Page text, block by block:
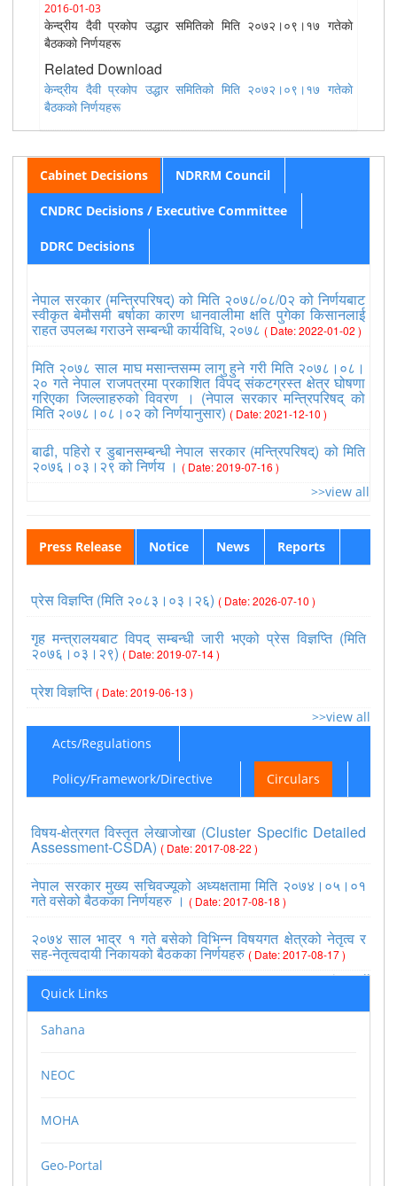
2016-01-03
केन्द्रीय दैवी प्रकोप उद्धार समितिको मिति २०७२।०९।१७ गतेकाे
बैठककाे निर्णयहरू
Related Download
केन्द्रीय दैवी प्रकोप उद्धार समितिको मिति २०७२।०९।१७ गतेकाे
बैठककाे निर्णयहरू
Cabinet Decisions NDRRM Council
CNDRC Decisions / Executive Committee
DDRC Decisions
नेपाल सरकार (मन्त्रिपरिषद्) को मिति २०७८/०८/0२ को निर्णयबाट
स्वीकृत बेमौसमी बर्षाका कारण धानवालीमा क्षति पुगेका किसानलाई
राहत उपलब्ध गराउने सम्बन्धी कार्यविधि, २०७८ ( Date: 2022-01-02 )
मिति २०७८ साल माघ मसान्तसम्म लागु हुने गरी मिति २०७८।०८।
२० गते नेपाल राजपत्रमा प्रकाशित विपद् संकटग्रस्त क्षेत्र घोषणा
गरिएका जिल्लाहरुको विवरण । (नेपाल सरकार मन्त्रिपरिषद् को
मिति २०७८।०८।०२ को निर्णयानुसार) ( Date: 2021-12-10 )
बाढी, पहिरो र डुबानसम्बन्धी नेपाल सरकार (मन्त्रिपरिषद्) को मिति
२०७६।०३।२९ को निर्णय । ( Date: 2019-07-16 )
>>view all
Press Release Notice News Reports
प्रेस विज्ञप्ति (मिति २०८३।०३।२६) ( Date: 2026-07-10 )
गृह मन्त्रालयबाट विपद् सम्बन्धी जारी भएको प्रेस विज्ञप्ति (मिति
२०७६।०३।२९) ( Date: 2019-07-14 )
प्रेश विज्ञप्ति ( Date: 2019-06-13 )
>>view all
Acts/Regulations
Policy/Framework/Directive Circulars
विषय-क्षेत्रगत विस्तृत लेखाजोखा (Cluster Specific Detailed
Assessment-CSDA) ( Date: 2017-08-22 )
नेपाल सरकार मुख्य सचिवज्यूको अध्यक्षतामा मिति २०७४।०५।०१
गते वसेको बैठकका निर्णयहरु । ( Date: 2017-08-18 )
२०७४ साल भाद्र १ गते बसेको विभिन्न विषयगत क्षेत्रको नेतृत्व र
सह-नेतृत्वदायी निकायको बैठकका निर्णयहरु ( Date: 2017-08-17 )
>>view all
Quick Links
Sahana
NEOC
MOHA
Geo-Portal